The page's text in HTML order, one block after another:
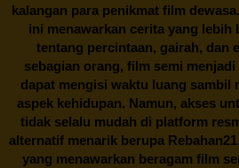
kalangan para penikmat film
ini menawarkan cerita yang lebih
tentang percintaan, gairah, dan
sebagian orang, film semi
dapat mengisi waktu luang sambil
aspek kehidupan. Namun, akses
tidak selalu mudah di platform
alternatif menarik berupa Rebahan21
yang menawarkan beragam film